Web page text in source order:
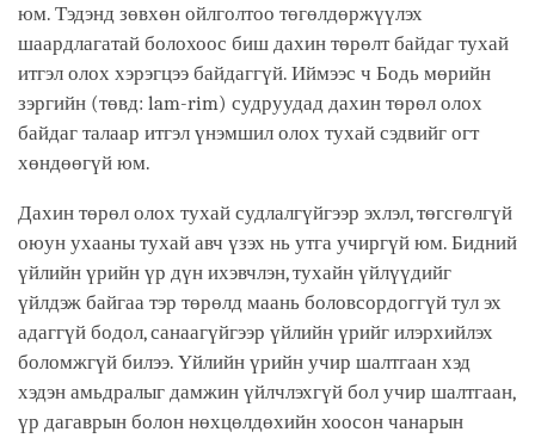
юм. Тэдэнд зөвхөн ойлголтоо төгөлдөржүүлэх
шаардлагатай болохоос биш дахин төрөлт байдаг тухай
итгэл олох хэрэгцээ байдаггүй. Иймээс ч Бодь мөрийн
зэргийн (төвд: lam-rim) судруудад дахин төрөл олох
байдаг талаар итгэл үнэмшил олох тухай сэдвийг огт
хөндөөгүй юм.
Дахин төрөл олох тухай судлалгүйгээр эхлэл, төгсгөлгүй
оюун ухааны тухай авч үзэх нь утга учиргүй юм. Бидний
үйлийн үрийн үр дүн ихэвчлэн, тухайн үйлүүдийг
үйлдэж байгаа тэр төрөлд маань боловсордоггүй тул эх
адаггүй бодол, санаагүйгээр үйлийн үрийг илэрхийлэх
боломжгүй билээ. Үйлийн үрийн учир шалтгаан хэд
хэдэн амьдралыг дамжин үйлчлэхгүй бол учир шалтгаан,
үр дагаврын болон нөхцөлдөхийн хоосон чанарын